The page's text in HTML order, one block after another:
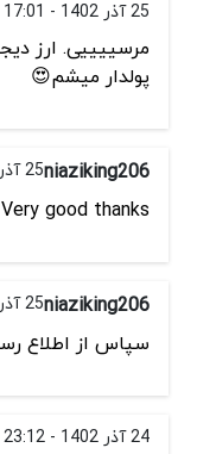
25 آذر 1402 - 17:01
مرسییییی. ارز
پولدار میشم😍
niaziking20625 آذر 1402 - 13:04
Very good thanks 👍🙏
niaziking20625 آذر 1402 - 13:04
سپاس از اطلاع
24 آذر 1402 - 23:12